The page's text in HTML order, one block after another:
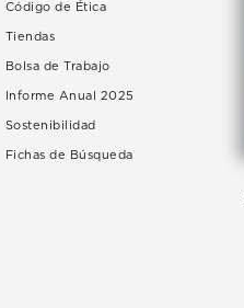
Código de Ética
Tiendas
Bolsa de Trabajo
Informe Anual 2025
Sostenibilidad
Fichas de Búsqueda